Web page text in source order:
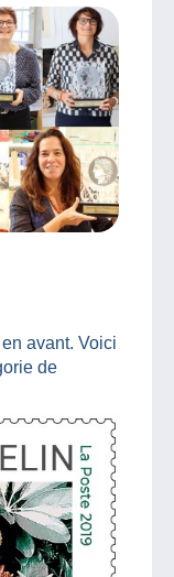
avant. Voici
de